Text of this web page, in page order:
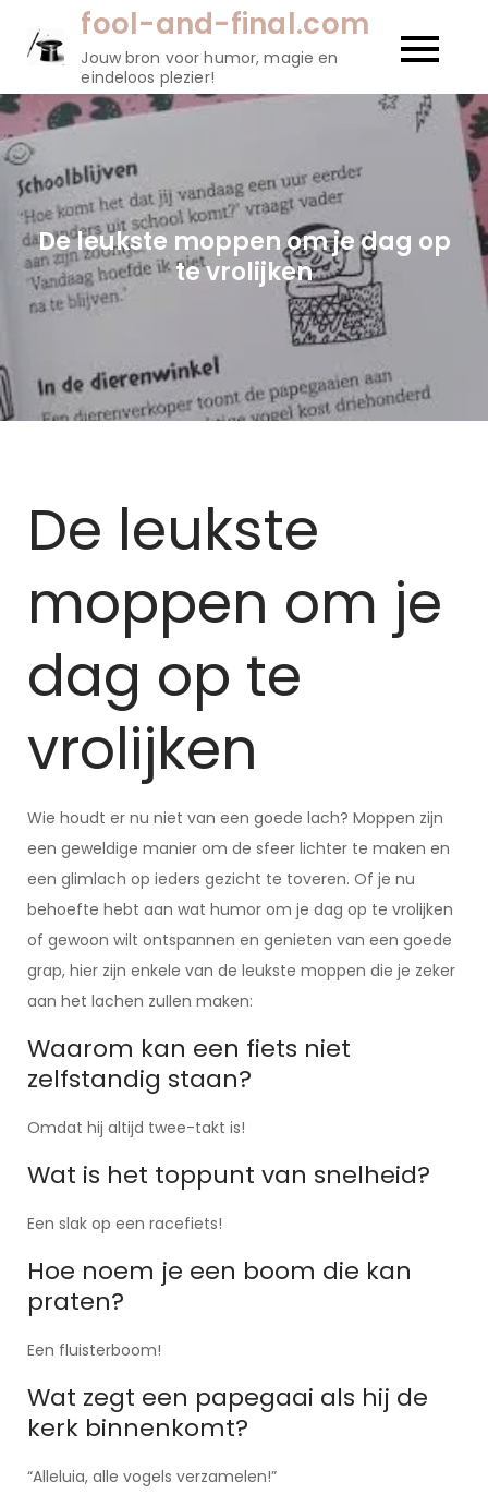
gaan
fool-and-final.com
Jouw bron voor humor, magie en
eindeloos plezier!
De leukste moppen om je dag op
te vrolijken
De leukste
moppen om je
dag op te
vrolijken
Wie houdt er nu niet van een goede lach? Moppen zijn
een geweldige manier om de sfeer lichter te maken en
een glimlach op ieders gezicht te toveren. Of je nu
behoefte hebt aan wat humor om je dag op te vrolijken
of gewoon wilt ontspannen en genieten van een goede
grap, hier zijn enkele van de leukste moppen die je zeker
aan het lachen zullen maken:
Waarom kan een fiets niet
zelfstandig staan?
Omdat hij altijd twee-takt is!
Wat is het toppunt van snelheid?
Een slak op een racefiets!
Hoe noem je een boom die kan
praten?
Een fluisterboom!
Wat zegt een papegaai als hij de
kerk binnenkomt?
“Alleluia, alle vogels verzamelen!”